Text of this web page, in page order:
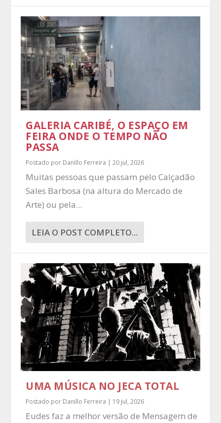
GALERIA CARIBÉ, O ESPAÇO EM
FEIRA ONDE O TEMPO NÃO
PASSA
Postado por Danillo Ferreira |20 jul, 2026
Muitas pessoas que passam pelo Calçadão
Sales Barbosa (na altura do Mercado de
Arte) ou pela...
LEIA O POST COMPLETO...
UMA MÚSICA NO JECA TOTAL
Postado por Danillo Ferreira | 19 jul, 2026
Eudes faz a melhor versão de Mensagem de